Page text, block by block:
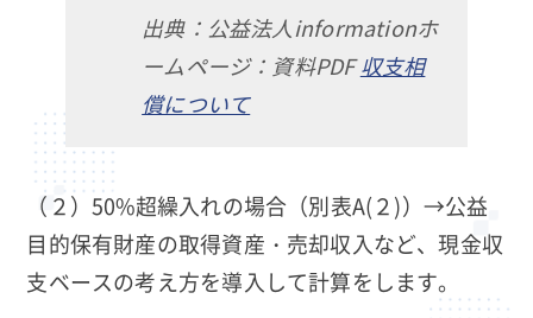
出典：公益法人informationホ
ームページ：資料PDF収支相
償について
（２）50%超繰入れの場合（別表A(２)）→公益
目的保有財産の取得資産・売却収入など、現金収
支ベースの考え方を導入して計算をします。